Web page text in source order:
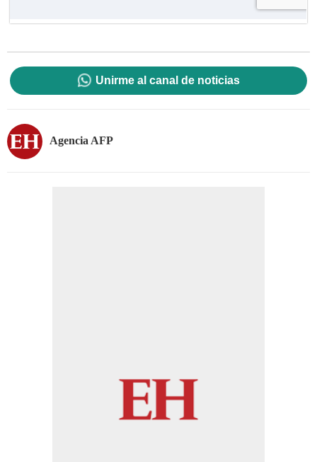
Unirme al canal de noticias
Agencia AFP